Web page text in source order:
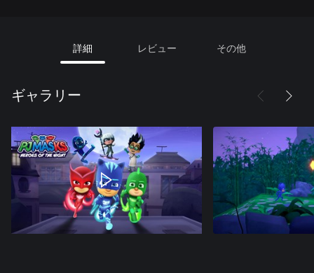
詳細 レビュー その他
ギャラリー